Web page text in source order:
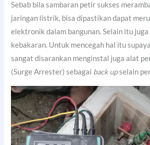
Sebab bila sambaran petir sukses
jaringan listrik, bisa dipastikan dapat
elektronik dalam bangunan. Selain itu
kebakaran. Untuk mencegah hal itu
sangat disarankan menginstal juga alat
(Surge Arrester) sebagai back upselain